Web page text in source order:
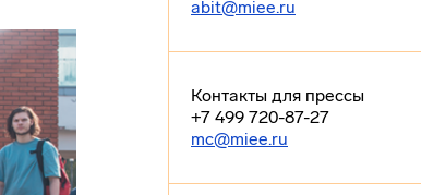
abit@miee.ru
Контакты для прессы
+7 499 720-87-27
mc@miee.ru